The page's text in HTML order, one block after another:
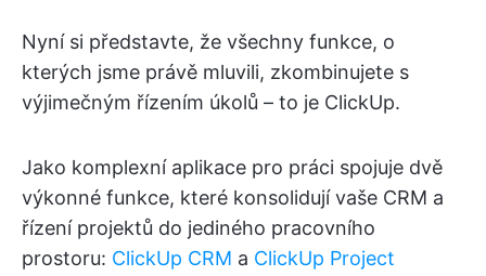
Nyní si představte, že všechny funkce, o
kterých jsme právě mluvili, zkombinujete s
výjimečným řízením úkolů – to je ClickUp.
Jako komplexní aplikace pro práci spojuje dvě
výkonné funkce, které konsolidují vaše CRM a
řízení projektů do jediného pracovního
prostoru: ClickUp CRM a ClickUp Project